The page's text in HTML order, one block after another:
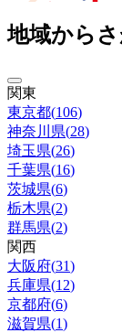
地域から
関東
東京都(106)
神奈川県(28)
埼玉県(26)
千葉県(16)
茨城県(6)
栃木県(2)
群馬県(2)
関西
大阪府(31)
兵庫県(12)
京都府(6)
滋賀県(1)